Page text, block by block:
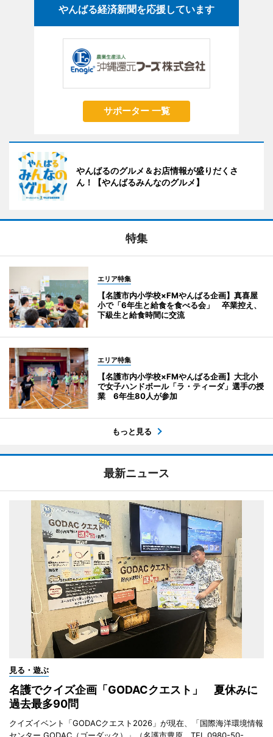
やんばる経済新聞を応援しています
サポーター 一覧
やんばるのグルメ＆お店情報が盛りだくさ
ん！【やんばるみんなのグルメ】
特集
エリア特集
【名護市内小学校×FMやんばる企画】真喜屋
小で「6年生と給食を食べる会」 卒業控え、
下級生と給食時間に交流
エリア特集
【名護市内小学校×FMやんばる企画】大北小
で女子ハンドボール「ラ・ティーダ」選手の授
業 6年生80人が参加
もっと見る
最新ニュース
見る・遊ぶ
名護でクイズ企画「GODACクエスト」 夏休みに
過去最多90問
クイズイベント「GODACクエスト2026」が現在、「国際海洋環境情報
センター GODAC（ゴーダック）」（名護市豊原、TEL 0980-50-